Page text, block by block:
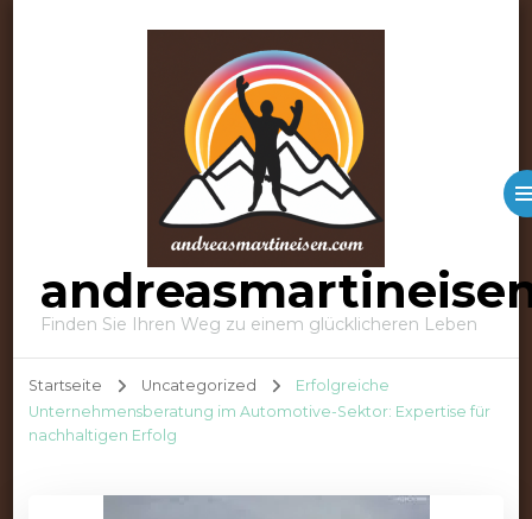
Finden Sie Ihren Weg zu einem glücklicheren Leben
Startseite Uncategorized
Erfolgreiche
Unternehmensberatung im Automotive-Sektor: Expertise für
nachhaltigen Erfolg